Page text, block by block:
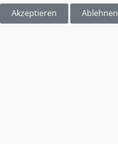
Akzeptieren
Ablehnen